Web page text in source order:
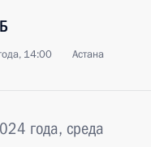
14:00 Астана
года, среда